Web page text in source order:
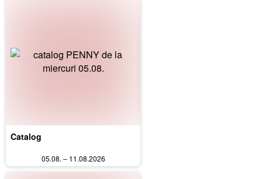
Catalog
05.08. – 11.08.2026